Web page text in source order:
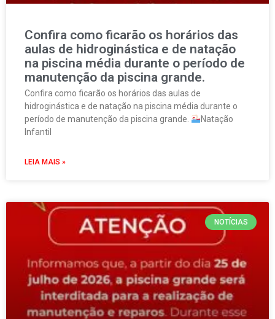
Confira como ficarão os horários das
aulas de hidroginástica e de natação
na piscina média durante o período de
manutenção da piscina grande.
Confira como ficarão os horários das aulas de
hidroginástica e de natação na piscina média durante o
período de manutenção da piscina grande.
Natação
Infantil
LEIA MAIS »
NOTÍCIAS